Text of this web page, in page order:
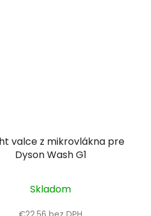
valce z mikrovlákna pre
Dyson Wash G1
Skladom